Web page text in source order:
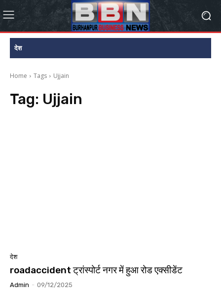
देश
Home Tags Ujjain
Tag: Ujjain
देश
roadaccident ट्रांस्पोर्ट नगर में हुआ रोड एक्सीडेंट
Admin - 09/12/2025